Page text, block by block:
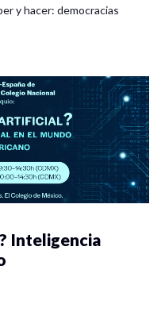
y hacer: democracias
Inteligencia